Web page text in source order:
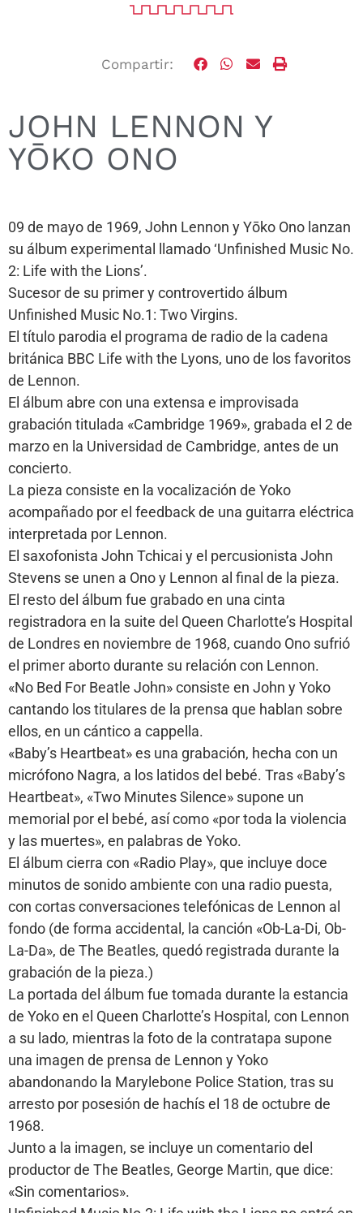
Compartir:
JOHN LENNON Y
YŌKO ONO
09 de mayo de 1969, John Lennon y Yōko Ono lanzan
su álbum experimental llamado ‘Unfinished Music No.
2: Life with the Lions’.
Sucesor de su primer y controvertido álbum
Unfinished Music No.1: Two Virgins.
El título parodia el programa de radio de la cadena
británica BBC Life with the Lyons, uno de los favoritos
de Lennon.
El álbum abre con una extensa e improvisada
grabación titulada «Cambridge 1969», grabada el 2 de
marzo en la Universidad de Cambridge, antes de un
concierto.
La pieza consiste en la vocalización de Yoko
acompañado por el feedback de una guitarra eléctrica
interpretada por Lennon.
El saxofonista John Tchicai y el percusionista John
Stevens se unen a Ono y Lennon al final de la pieza.
El resto del álbum fue grabado en una cinta
registradora en la suite del Queen Charlotte’s Hospital
de Londres en noviembre de 1968, cuando Ono sufrió
el primer aborto durante su relación con Lennon.
«No Bed For Beatle John» consiste en John y Yoko
cantando los titulares de la prensa que hablan sobre
ellos, en un cántico a cappella.
«Baby’s Heartbeat» es una grabación, hecha con un
micrófono Nagra, a los latidos del bebé. Tras «Baby’s
Heartbeat», «Two Minutes Silence» supone un
memorial por el bebé, así como «por toda la violencia
y las muertes», en palabras de Yoko.
El álbum cierra con «Radio Play», que incluye doce
minutos de sonido ambiente con una radio puesta,
con cortas conversaciones telefónicas de Lennon al
fondo (de forma accidental, la canción «Ob-La-Di, Ob-
La-Da», de The Beatles, quedó registrada durante la
grabación de la pieza.)
La portada del álbum fue tomada durante la estancia
de Yoko en el Queen Charlotte’s Hospital, con Lennon
a su lado, mientras la foto de la contratapa supone
una imagen de prensa de Lennon y Yoko
abandonando la Marylebone Police Station, tras su
arresto por posesión de hachís el 18 de octubre de
1968.
Junto a la imagen, se incluye un comentario del
productor de The Beatles, George Martin, que dice:
«Sin comentarios».